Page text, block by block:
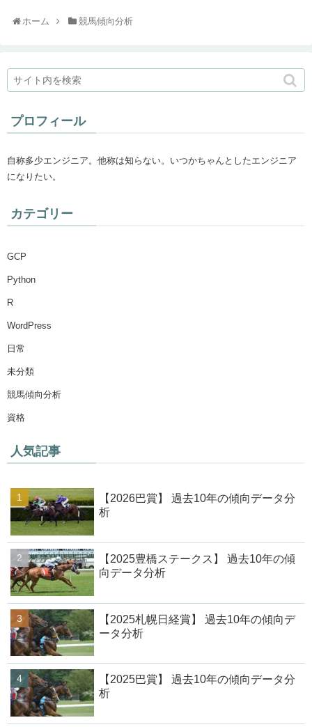
ホーム 競馬傾向分析
プロフィール
自称多少エンジニア。他称は知らない。いつかちゃんとしたエンジニア
になりたい。
カテゴリー
GCP
Python
R
WordPress
日常
未分類
競馬傾向分析
資格
人気記事
【2026巴賞】 過去10年の傾向データ分
析
【2025豊橋ステークス】 過去10年の傾
向データ分析
【2025札幌日経賞】 過去10年の傾向デ
ータ分析
【2025巴賞】 過去10年の傾向データ分
析